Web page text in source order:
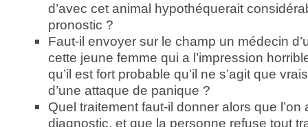
d’avec cet animal hypothéquerait
pronostic ?
Faut-il envoyer sur le champ un médecin
cette jeune femme qui a l’impression
qu’il est fort probable qu’il ne s’agit que
d’une attaque de panique ?
Quel traitement faut-il donner alors que
diagnostic, et que la personne refuse tout